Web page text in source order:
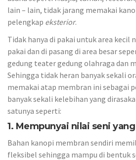
lain – lain, tidak jarang memakai
pelengkap eksterior.
Tidak hanya di pakai untuk area kecil
pakai dan di pasang di area besar
gedung teater gedung olahraga dan
Sehingga tidak heran banyak sekali
memakai atap membran ini sebagai
banyak sekali kelebihan yang
satunya seperti:
1. Mempunyai nilai seni
Bahan kanopi membran sendiri
fleksibel sehingga mampu di bentuk